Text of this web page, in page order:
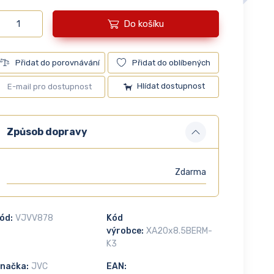
Do košíku
Přidat do porovnávání Přidat do oblíbených
Hlídat dostupnost
Způsob dopravy
Zdarma
VJVV878
Kód
výrobce: XA20x8.5BERM-
K3
EAN:
JVC